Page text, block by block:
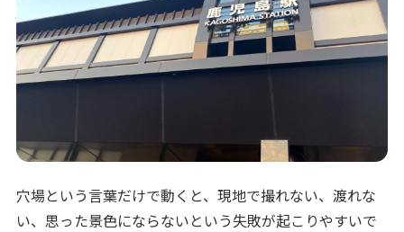
穴場という言葉だけで動くと、現地で撮れない、渡れな
い、思った景色にならないという失敗が起こりやすいで